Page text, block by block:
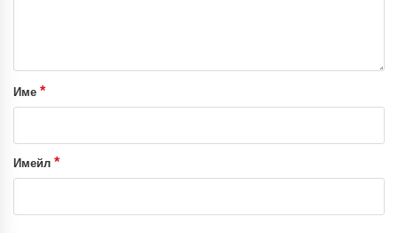
Име *
Имейл *